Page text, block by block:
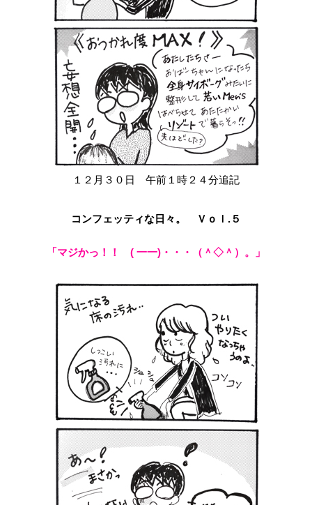
１２月３０日 午前１時２４分追記
コンフェッティな日々。 Ｖｏｌ.５
「マジかっ！！ ( 一一)・・・（＾◇＾）。」